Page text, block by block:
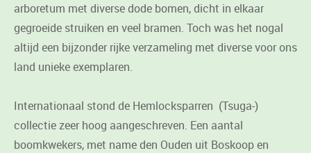
arboretum met diverse dode bomen, dicht in elkaar
gegroeide struiken en veel bramen. Toch was het nogal
altijd een bijzonder rijke verzameling met diverse voor ons
land unieke exemplaren.
Internationaal stond de Hemlocksparren (Tsuga-)
collectie zeer hoog aangeschreven. Een aantal
boomkwekers, met name den Ouden uit Boskoop en